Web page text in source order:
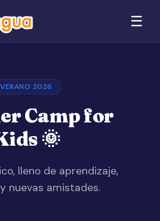
☰
VERANO 2026
Camp for
🌞
lleno de aprendizaje,
nuevas amistades.